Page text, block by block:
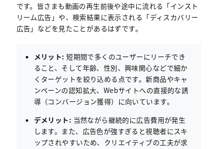
です。皆さまも動画の再生前後や途中に流れる「インスト
リーム広告」や、検索結果に表示される「ディスカバリー
広告」などを見たことがあるはずです。
メリット: 短期間で多くのユーザーにリーチでき
ること、そして年齢、性別、興味関心などで細か
くターゲットを絞り込める点です。新商品やキャ
ンペーンの認知拡大、Webサイトへの直接的な誘
導（コンバージョン獲得）に向いています。
デメリット: 当然ながら継続的に広告費用が発生
します。また、広告色が強すぎると視聴者にスキ
ップされやすいため、クリエイティブの工夫が求